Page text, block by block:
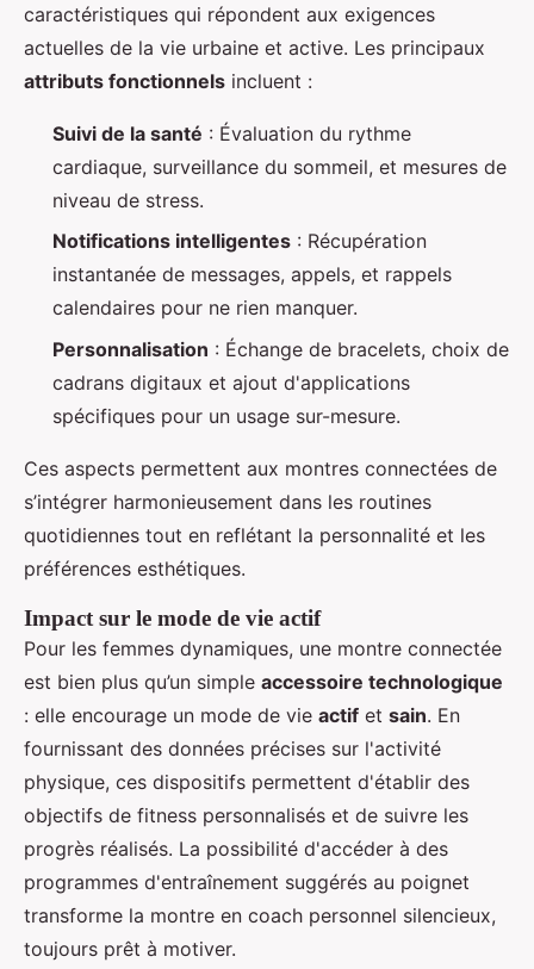
caractéristiques qui répondent aux exigences
actuelles de la vie urbaine et active. Les principaux
attributs fonctionnels incluent :
Suivi de la santé : Évaluation du rythme
cardiaque, surveillance du sommeil, et mesures de
niveau de stress.
Notifications intelligentes : Récupération
instantanée de messages, appels, et rappels
calendaires pour ne rien manquer.
Personnalisation : Échange de bracelets, choix de
cadrans digitaux et ajout d'applications
spécifiques pour un usage sur-mesure.
Ces aspects permettent aux montres connectées de
s’intégrer harmonieusement dans les routines
quotidiennes tout en reflétant la personnalité et les
préférences esthétiques.
Impact sur le mode de vie actif
Pour les femmes dynamiques, une montre connectée
est bien plus qu’un simple accessoire technologique
: elle encourage un mode de vie actif et sain. En
fournissant des données précises sur l'activité
physique, ces dispositifs permettent d'établir des
objectifs de fitness personnalisés et de suivre les
progrès réalisés. La possibilité d'accéder à des
programmes d'entraînement suggérés au poignet
transforme la montre en coach personnel silencieux,
toujours prêt à motiver.